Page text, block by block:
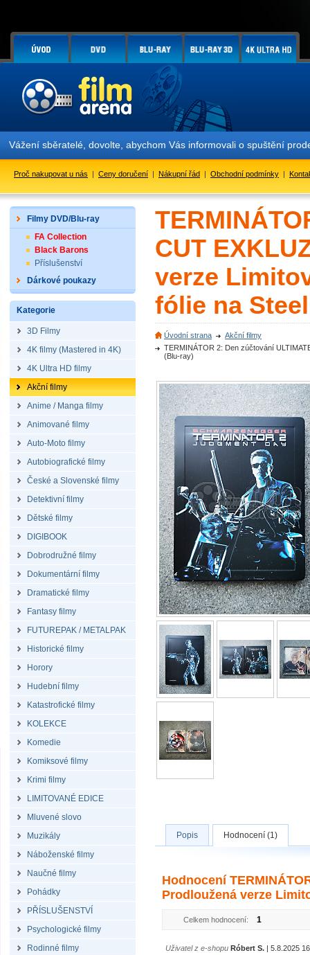
sběratelé, dovolte, abychom Vás informovali o spuštění prodeje
Proč nakupovat u nás | Ceny doručení | Nákupní řád | Obchodní podmínky |
Filmy DVD/Blu-ray
FA Collection
Black Barons
Příslušenství
Dárkové poukazy
Kategorie
3D Filmy
4K filmy (Mastered in 4K)
4K Ultra HD filmy
Akční filmy
Anime / Manga filmy
Animované filmy
Auto-Moto filmy
Autobiografické filmy
České a Slovenské filmy
Detektivní filmy
Dětské filmy
DIGIBOOK
Dobrodružné filmy
Dokumentární filmy
Dramatické filmy
Fantasy filmy
FUTUREPAK / METALPAK
Historické filmy
Horory
Hudební filmy
Katastrofické filmy
KOLEKCE
Komedie
Komiksové filmy
Krimi filmy
LIMITOVANÉ EDICE
Mluvené slovo
Muzikály
Náboženské filmy
Naučné filmy
Pohádky
PŘÍSLUŠENSTVÍ
Psychologické filmy
Rodinné filmy
CUT
verze
fólie na
Úvodní strana
Akční filmy
TERMINÁTOR 2: Den zúčtování
(Blu-ray)
Popis Hodnocení (1)
Hodnocení
Prodloužená verze
Celkem hodnocení: 1
Uživatel z e-shopu Róbert S. | 5.8.2025